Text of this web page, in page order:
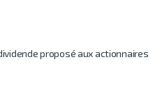
proposé aux actionnaires